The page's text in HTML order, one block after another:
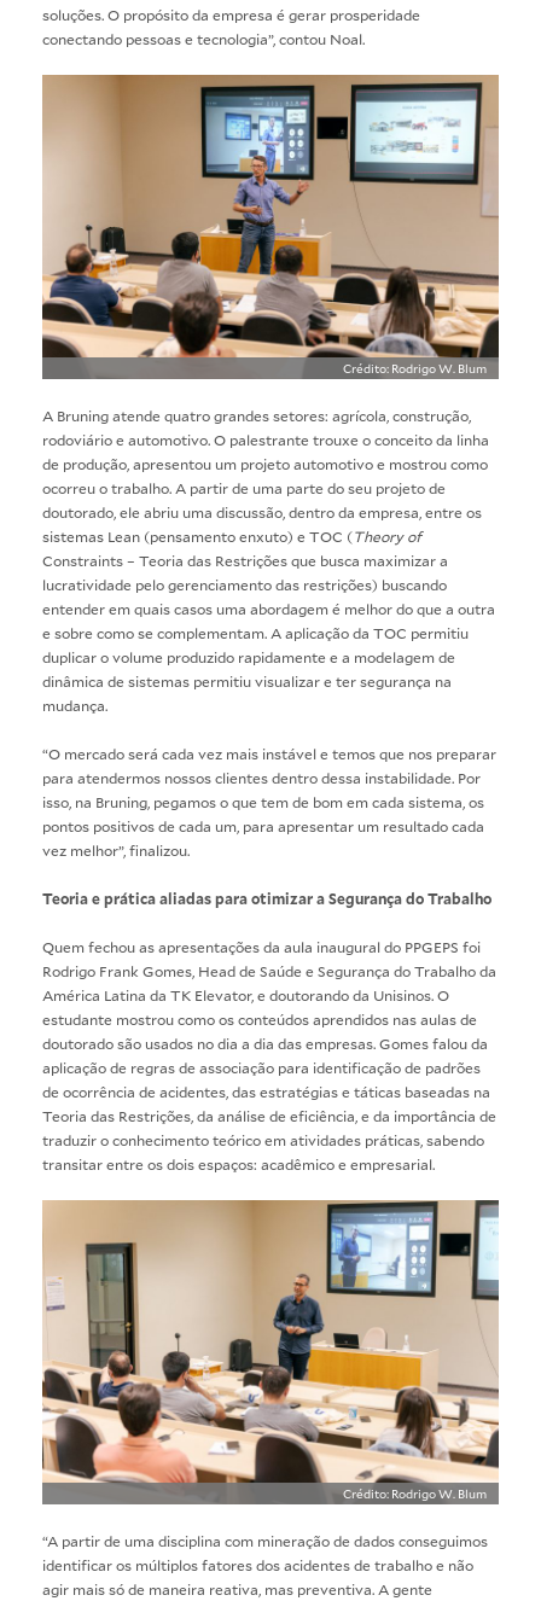
soluções. O propósito da empresa é gerar prosperidade
conectando pessoas e tecnologia”, contou Noal.
Crédito: Rodrigo W. Blum
A Bruning atende quatro grandes setores: agrícola, construção,
rodoviário e automotivo. O palestrante trouxe o conceito da linha
de produção, apresentou um projeto automotivo e mostrou como
ocorreu o trabalho. A partir de uma parte do seu projeto de
doutorado, ele abriu uma discussão, dentro da empresa, entre os
sistemas Lean (pensamento enxuto) e TOC (Theory of
Constraints – Teoria das Restrições que busca maximizar a
lucratividade pelo gerenciamento das restrições) buscando
entender em quais casos uma abordagem é melhor do que a outra
e sobre como se complementam. A aplicação da TOC permitiu
duplicar o volume produzido rapidamente e a modelagem de
dinâmica de sistemas permitiu visualizar e ter segurança na
mudança.
“O mercado será cada vez mais instável e temos que nos preparar
para atendermos nossos clientes dentro dessa instabilidade. Por
isso, na Bruning, pegamos o que tem de bom em cada sistema, os
pontos positivos de cada um, para apresentar um resultado cada
vez melhor”, finalizou.
Teoria e prática aliadas para otimizar a Segurança do Trabalho
Quem fechou as apresentações da aula inaugural do PPGEPS foi
Rodrigo Frank Gomes, Head de Saúde e Segurança do Trabalho da
América Latina da TK Elevator, e doutorando da Unisinos. O
estudante mostrou como os conteúdos aprendidos nas aulas de
doutorado são usados no dia a dia das empresas. Gomes falou da
aplicação de regras de associação para identificação de padrões
de ocorrência de acidentes, das estratégias e táticas baseadas na
Teoria das Restrições, da análise de eficiência, e da importância de
traduzir o conhecimento teórico em atividades práticas, sabendo
transitar entre os dois espaços: acadêmico e empresarial.
Crédito: Rodrigo W. Blum
“A partir de uma disciplina com mineração de dados conseguimos
identificar os múltiplos fatores dos acidentes de trabalho e não
agir mais só de maneira reativa, mas preventiva. A gente